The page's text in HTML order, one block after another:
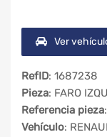
Ver
RefID: 1687238
Pieza: FARO
Referencia pieza
Vehículo: